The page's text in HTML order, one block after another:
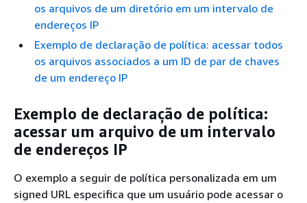
os arquivos de um diretório em um intervalo de
endereços IP
Exemplo de declaração de política: acessar todos
os arquivos associados a um ID de par de chaves
de um endereço IP
Exemplo de declaração de política:
acessar um arquivo de um intervalo
de endereços IP
O exemplo a seguir de política personalizada em um
signed URL especifica que um usuário pode acessar o